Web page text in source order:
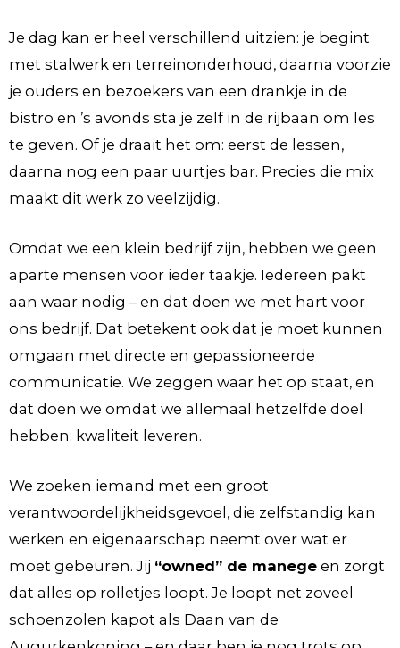
Je dag kan er heel verschillend uitzien: je begint
met stalwerk en terreinonderhoud, daarna voorzie
je ouders en bezoekers van een drankje in de
bistro en ’s avonds sta je zelf in de rijbaan om les
te geven. Of je draait het om: eerst de lessen,
daarna nog een paar uurtjes bar. Precies die mix
maakt dit werk zo veelzijdig.
Omdat we een klein bedrijf zijn, hebben we geen
aparte mensen voor ieder taakje. Iedereen pakt
aan waar nodig – en dat doen we met hart voor
ons bedrijf. Dat betekent ook dat je moet kunnen
omgaan met directe en gepassioneerde
communicatie. We zeggen waar het op staat, en
dat doen we omdat we allemaal hetzelfde doel
hebben: kwaliteit leveren.
We zoeken iemand met een groot
verantwoordelijkheidsgevoel, die zelfstandig kan
werken en eigenaarschap neemt over wat er
moet gebeuren. Jij “owned” de manege en zorgt
dat alles op rolletjes loopt. Je loopt net zoveel
schoenzolen kapot als Daan van de